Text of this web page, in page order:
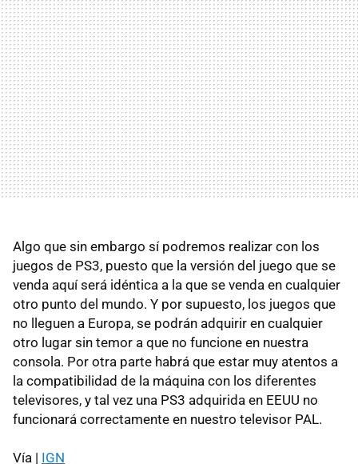
Algo que sin embargo sí podremos realizar con los
juegos de PS3, puesto que la versión del juego que se
venda aquí será idéntica a la que se venda en cualquier
otro punto del mundo. Y por supuesto, los juegos que
no lleguen a Europa, se podrán adquirir en cualquier
otro lugar sin temor a que no funcione en nuestra
consola. Por otra parte habrá que estar muy atentos a
la compatibilidad de la máquina con los diferentes
televisores, y tal vez una PS3 adquirida en EEUU no
funcionará correctamente en nuestro televisor PAL.
Vía | IGN